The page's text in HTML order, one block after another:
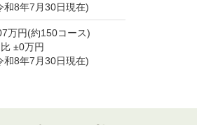
和8年7月30日現在)
万円(約150コース)
±0万円
和8年7月30日現在)